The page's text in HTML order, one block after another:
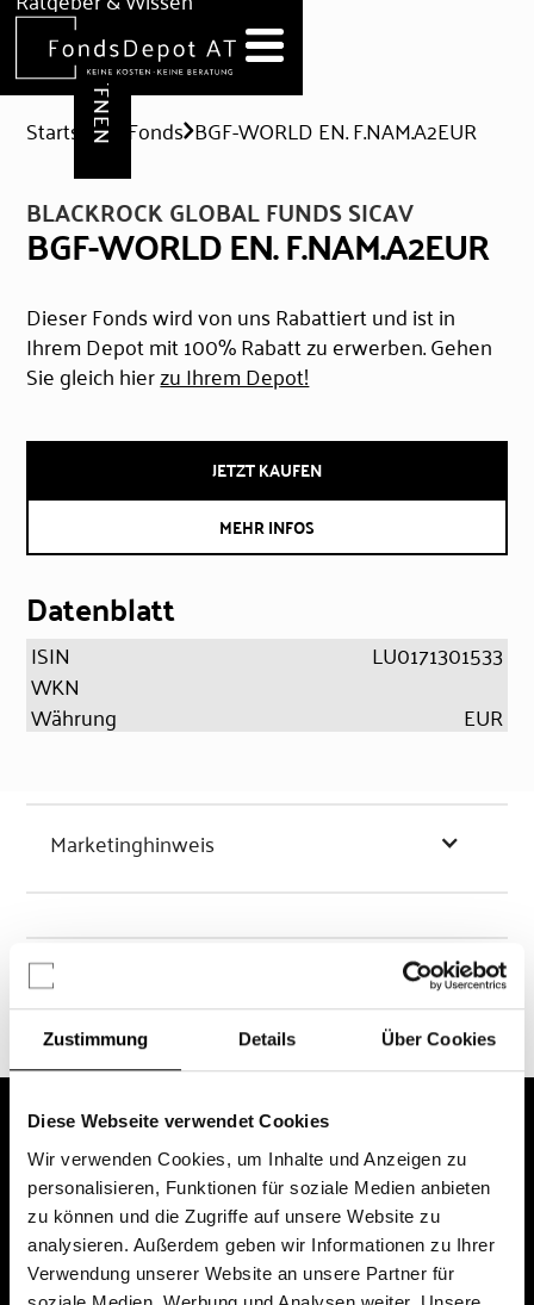
Zustimmung Details Über Cookies
Diese Webseite verwendet Cookies
Wir verwenden Cookies, um Inhalte und Anzeigen zu
personalisieren, Funktionen für soziale Medien anbieten
zu können und die Zugriffe auf unsere Website zu
analysieren. Außerdem geben wir Informationen zu Ihrer
Verwendung unserer Website an unsere Partner für
Hilfe & Formulare
DEPOT ERÖFFNEN
Startseite Fonds BGF-WORLD EN. F.NAM.A2EUR
BLACKROCK GLOBAL FUNDS SICAV
BGF-WORLD EN. F.NAM.A2EUR
Dieser Fonds wird von uns Rabattiert und ist in
Ihrem Depot mit 100% Rabatt zu erwerben. Gehen
Sie gleich hierzu Ihrem Depot!
JETZT KAUFEN
MEHR INFOS
Datenblatt
ISIN
LU0171301533
WKN
Währung
EUR
Marketinghinweis
Chancen & Risiken